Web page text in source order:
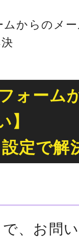
ムからのメ
ォーム
】
定で解
、お問